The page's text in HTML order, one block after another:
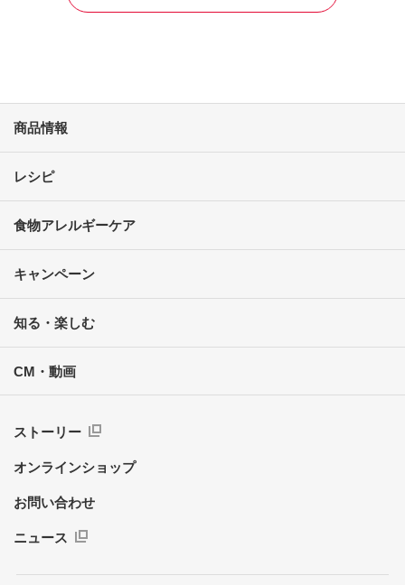
商品情報
レシピ
食物アレルギーケア
キャンペーン
知る・楽しむ
CM・動画
ストーリー
オンラインショップ
お問い合わせ
ニュース